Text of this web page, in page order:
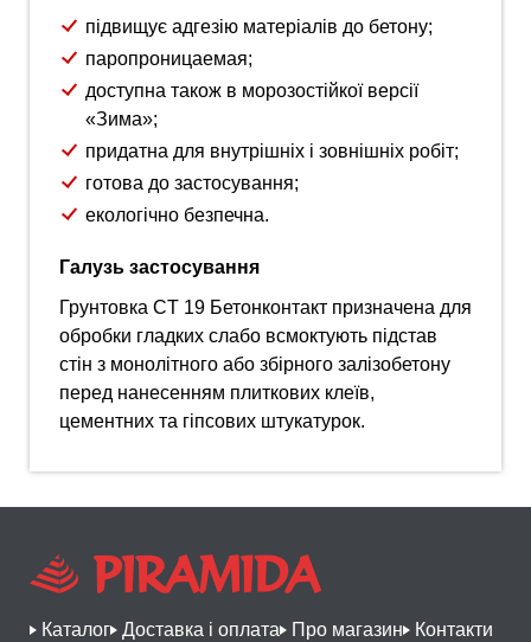
підвищує адгезію матеріалів до бетону;
паропроницаемая;
доступна також в морозостійкої версії
«Зима»;
придатна для внутрішніх і зовнішніх робіт;
готова до застосування;
екологічно безпечна.
Галузь застосування
Грунтовка CT 19 Бетонконтакт призначена для
обробки гладких слабо всмоктують підстав
стін з монолітного або збірного залізобетону
перед нанесенням плиткових клеїв,
цементних та гіпсових штукатурок.
Каталог Доставка і оплата Про магазин
Контакти